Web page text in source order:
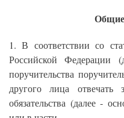
1. В соответствии со
Российской
поручительства
другого лица отвечать
обязательства (далее -